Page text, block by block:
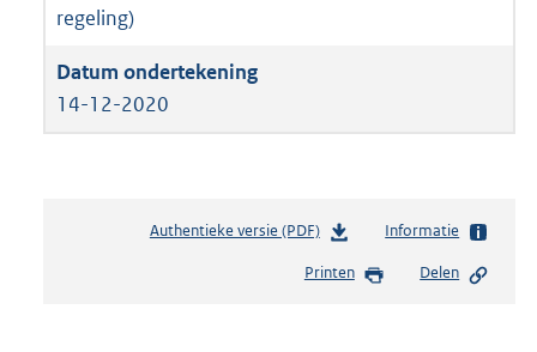
regeling)
14-12-2020
Authentieke versie (PDF)b
s
Informatie
Printen Delen